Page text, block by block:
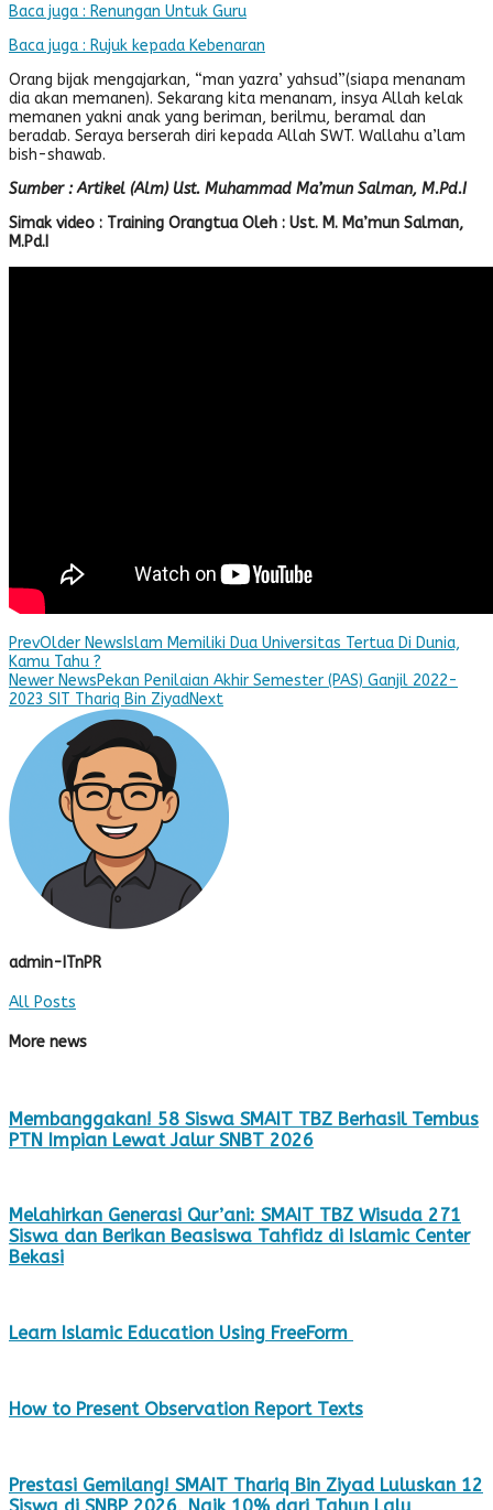
Baca juga : Renungan Untuk Guru
Baca juga : Rujuk kepada Kebenaran
Orang bijak mengajarkan, “man yazra’ yahsud”(siapa menanam
dia akan memanen). Sekarang kita menanam, insya Allah kelak
memanen yakni anak yang beriman, berilmu, beramal dan
beradab. Seraya berserah diri kepada Allah SWT. Wallahu a’lam
bish-shawab.
Sumber : Artikel (Alm) Ust. Muhammad Ma’mun Salman, M.Pd.I
Simak video : Training Orangtua Oleh : Ust. M. Ma’mun Salman,
M.Pd.I
PrevOlder News Islam Memiliki Dua Universitas Tertua Di Dunia,
Kamu Tahu ?
Newer NewsPekan Penilaian Akhir Semester (PAS) Ganjil 2022-
2023 SIT Thariq Bin ZiyadNext
admin-ITnPR
All Posts
More news
Membanggakan! 58 Siswa SMAIT TBZ Berhasil Tembus
PTN Impian Lewat Jalur SNBT 2026
Melahirkan Generasi Qur’ani: SMAIT TBZ Wisuda 271
Siswa dan Berikan Beasiswa Tahfidz di Islamic Center
Bekasi
Learn Islamic Education Using FreeForm
How to Present Observation Report Texts
Prestasi Gemilang! SMAIT Thariq Bin Ziyad Luluskan 12
Siswa di SNBP 2026, Naik 10% dari Tahun Lalu